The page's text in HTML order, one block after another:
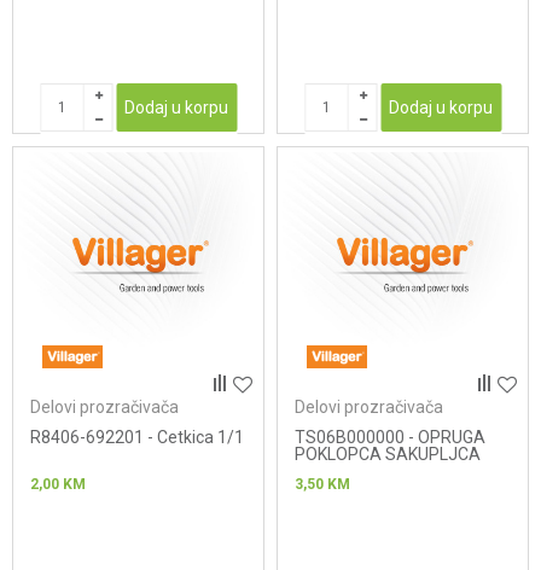
Dodaj u korpu Dodaj u korpu
Delovi prozračivača
R8406-692201 - Cetkica 1/1
2,00 KM
Delovi prozračivača
TS06B000000 - OPRUGA
POKLOPCA SAKUPLJCA
3,50 KM